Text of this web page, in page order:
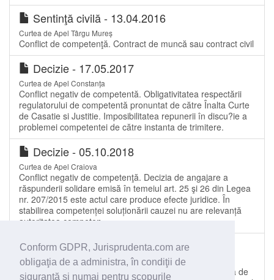
Conform GDPR, Jurisprudenta.com are
obligaţia de a administra, în condiţii de
siguranţă şi numai pentru scopurile
Sentinţă civilă - 13.04.2016
Curtea de Apel Târgu Mureș
Conflict de competenţă. Contract de muncă sau contract civil
Decizie - 17.05.2017
Curtea de Apel Constanța
Conflict negativ de competentă. Obligativitatea respectării
regulatorului de competentă pronuntat de către Înalta Curte
de Casatie si Justitie. Imposibilitatea repunerii în discu?ie a
problemei competentei de către instanta de trimitere.
Decizie - 05.10.2018
Curtea de Apel Craiova
Conflict negativ de competenţă. Decizia de angajare a
răspunderii solidare emisă în temeiul art. 25 şi 26 din Legea
nr. 207/2015 este actul care produce efecte juridice. În
stabilirea competenței soluționării cauzei nu are relevanță
autoritatea competen
Decizie - 22.07.2015
Curtea de Apel Constanța
Soluţionare conflict negativ de competenţă. Competenţa de